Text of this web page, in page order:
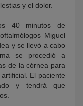
y el dolor.
40 minutos de
Miguel
y se llevó a cabo
se procedió a
de la córnea para
El paciente
y tendrá que